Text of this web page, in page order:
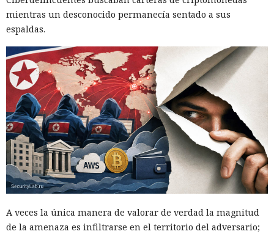
mientras un desconocido permanecía sentado a sus
espaldas.
A veces la única manera de valorar de verdad la magnitud
de la amenaza es infiltrarse en el territorio del adversario;